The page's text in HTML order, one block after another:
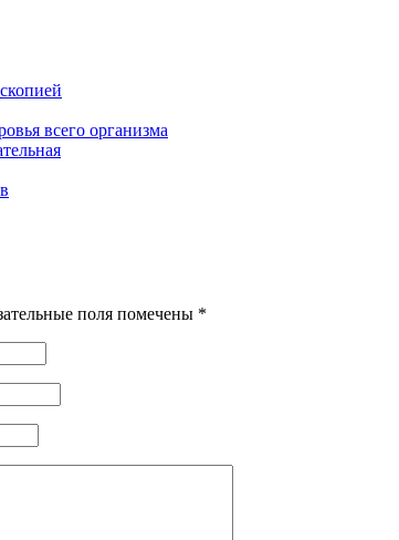
всего организма
поля помечены *